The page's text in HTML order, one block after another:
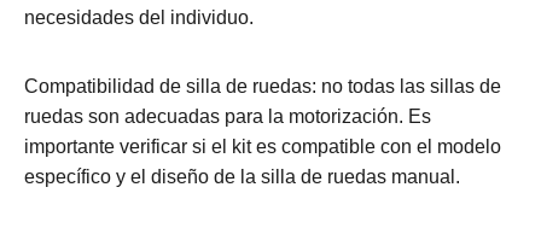
necesidades del individuo.
Compatibilidad de silla de ruedas: no todas las sillas de
ruedas son adecuadas para la motorización. Es
importante verificar si el kit es compatible con el modelo
específico y el diseño de la silla de ruedas manual.